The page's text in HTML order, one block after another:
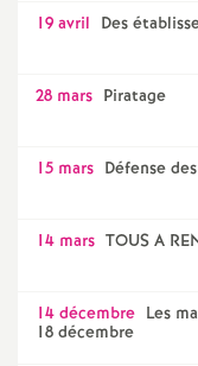
19 avril Des
28 mars Piratage
15 mars Défense
14 mars TOUS A
14 décembre Les
18 décembre